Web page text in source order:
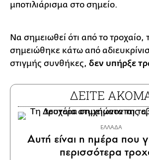
μποτιλιάρισμα στο σημείο.
Να σημειωθεί ότι από το τροχαίο,
σημειώθηκε κάτω από
στιγμής συνθήκες, δεν υπήρξε
ΔΕΙΤΕ
ΕΛΛΑΔΑ
Αυτή είναι η ημέρα που
περισσότερα